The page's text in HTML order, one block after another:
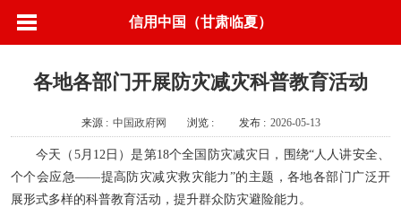
信用中国（甘肃临夏）
各地各部门开展防灾减灾科普教育活动
来源 : 中国政府网 浏览 : 发布 : 2026-05-13
今天（5月12日）是第18个全国防灾减灾日，围绕“人人讲安全、
个个会应急——提高防灾减灾救灾能力”的主题，各地各部门广泛开
展形式多样的科普教育活动，提升群众防灾避险能力。